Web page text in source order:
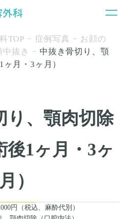
TOP 症例写真
お顔の
中抜き
中抜き骨切り、顎
月・3ヶ月）
り、顎肉切除
後1ヶ月・3ヶ
月）
円（税込、麻酔代別）